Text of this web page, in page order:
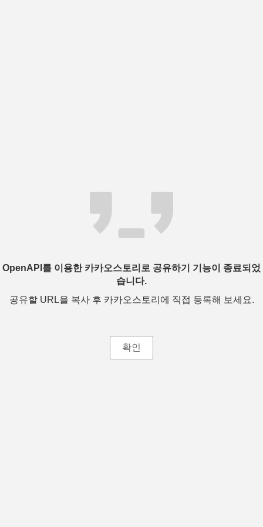
OpenAPI를 이용한 카카오스토리로 공유하기 기능이 종료되었
습니다.
공유할 URL을 복사 후 카카오스토리에 직접 등록해 보세요.
확인